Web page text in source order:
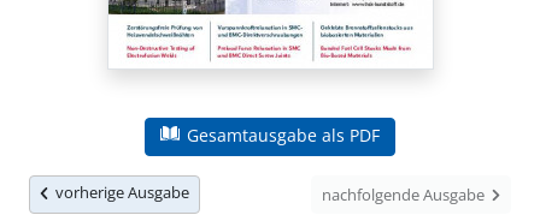
Gesamtausgabe als PDF
vorherige Ausgabe nachfolgende Ausgabe